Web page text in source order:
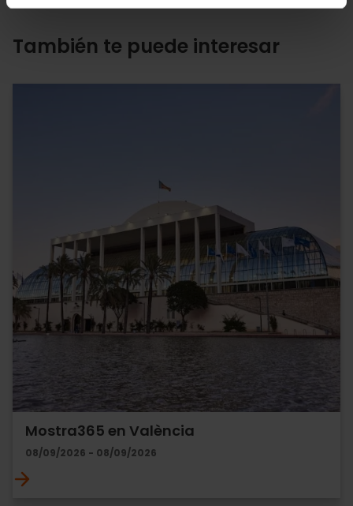
También te puede interesar
Mostra365 en València
08/09/2026 - 08/09/2026